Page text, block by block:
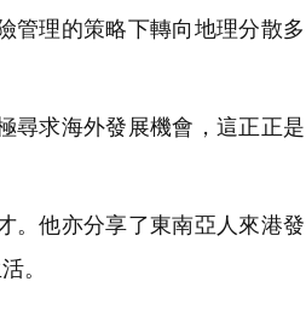
管理的策略下轉向地理分散多
尋求海外發展機會，這正正是
。他亦分享了東南亞人來港發
。